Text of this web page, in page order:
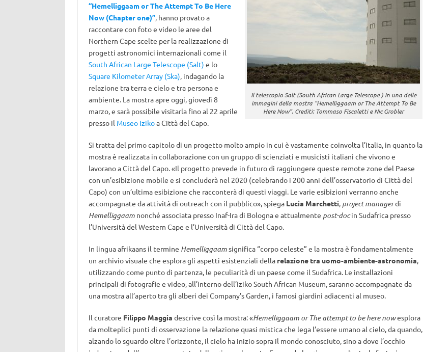
Il telescopio Salt (South African Large Telescope ) in una delle
immagini della mostra “Hemelliggaam or The Attempt To Be
Here Now”. Crediti: Tommaso Fiscaletti e Nic Grobler
“Hemelliggaam or The Attempt To Be Here
Now (Chapter one)”, hanno provato a
raccontare con foto e video le aree del
Northern Cape scelte per la realizzazione di
progetti astronomici internazionali come il
South African Large Telescope (Salt) e lo
Square Kilometer Array (Ska), indagando la
relazione tra terra e cielo e tra persona e
ambiente. La mostra apre oggi, giovedì 8
marzo, e sarà possibile visitarla fino al 22 aprile
presso il Museo Izikoa Città del Capo.
Si tratta del primo capitolo di un progetto molto ampio in cui è vastamente coinvolta l’Italia, in quanto la
mostra è realizzata in collaborazione con un gruppo di scienziati e musicisti italiani che vivono e
lavorano a Città del Capo. «Il progetto prevede in futuro di raggiungere queste remote zone del Paese
con un’esibizione mobile e si concluderà nel 2020 (celebrando i 200 anni dell’osservatorio di Città del
Capo) con un’ultima esibizione che racconterà di questi viaggi. Le varie esibizioni verranno anche
accompagnate da attività di outreach con il pubblico», spiega Lucia Marchetti, project managerdi
Hemelliggaam nonché associata presso Inaf-Ira di Bologna e attualmente post-docin Sudafrica presso
l’Università del Western Cape e l’Università di Città del Capo.
In lingua afrikaans il termine Hemelliggaamsignifica “corpo celeste” e la mostra è fondamentalmente
un archivio visuale che esplora gli aspetti esistenziali della relazione tra uomo-ambiente-astronomia,
utilizzando come punto di partenza, le peculiarità di un paese come il Sudafrica. Le installazioni
principali di fotografie e video, all’interno dell’Iziko South African Museum, saranno accompagnate da
una mostra all’aperto tra gli alberi dei Company’s Garden, i famosi giardini adiacenti al museo.
Il curatore Filippo Maggia descrive così la mostra: «Hemelliggaam or The attempt to be here nowesplora
da molteplici punti di osservazione la relazione quasi mistica che lega l’essere umano al cielo, da quando,
alzando lo sguardo oltre l’orizzonte, il cielo ha inizio sopra il mondo conosciuto, sino a dove l’occhio